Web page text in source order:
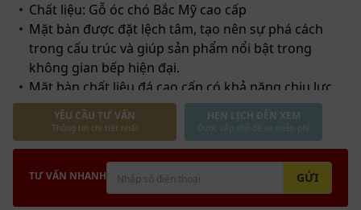
Chất liệu: Gỗ óc chó Bắc Mỹ cao cấp
Mặt bàn được đặt lệch tâm, tạo nên sự phá cách
trong cấu trúc và giúp sản phẩm nổi bật trong
không gian bếp hiện đại.
Mặt bàn chất liệu đá cao cấp có khả năng chịu lực
lên đến 200kg.
Chân bàn được gia công từ gỗ nguyên khối dày dặn,
mang lại sự vững chắc cho toàn bộ kết cấu, làm
tăng độ bền và ổn định cho sản phẩm.
YÊU CẦU TƯ VẤN
Thông tin chi tiết nhất
HẸN LỊCH ĐẾN XEM
Được sắp chỗ để xe miễn phí
TƯ VẤN NHANH GỬI